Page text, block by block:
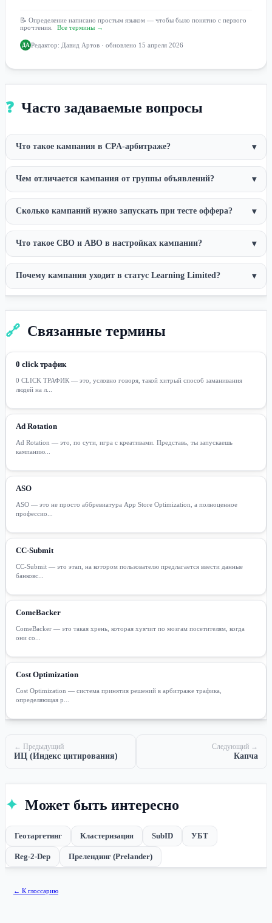
📝 Определение написано простым языком — чтобы было понятно с первого
прочтения.
Все термины →
ДА Редактор: Давид Артов · обновлено 15 апреля 2026
❓ Часто задаваемые вопросы
Что такое кампания в CPA-арбитраже? ▾
Чем отличается кампания от группы объявлений? ▾
Сколько кампаний нужно запускать при тесте оффера? ▾
Что такое CBO и ABO в настройках кампании? ▾
Почему кампания уходит в статус Learning Limited? ▾
🔗 Связанные термины
0 click трафик
0 CLICK ТРАФИК — это, условно говоря, такой хитрый способ заманивания
людей на л...
Ad Rotation
Ad Rotation — это, по сути, игра с креативами. Представь, ты запускаешь
кампанию...
ASO
ASO — это не просто аббревиатура App Store Optimization, а полноценное
профессио...
CC-Submit
CC-Submit — это этап, на котором пользователю предлагается ввести данные
банковс...
ComeBacker
ComeBacker — это такая хрень, которая хуячит по мозгам посетителям, когда
они со...
Cost Optimization
Cost Optimization — система принятия решений в арбитраже трафика,
определяющая р...
← Предыдущий
ИЦ (Индекс цитирования)
Следующий →
Капча
✦ Может быть интересно
Геотаргетинг Кластеризация SubID УБТ
Reg-2-Dep Прелендинг (Prelander)
← К глоссарию